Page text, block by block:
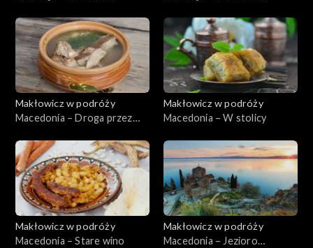
Makłowicz w podróży
Macedonia – Droga przez
Makłowicz w podróży
Macedonia – W stolicy
Makłowicz w podróży
Macedonia – Stare wino
Makłowicz w podróży
Macedonia – Jezioro